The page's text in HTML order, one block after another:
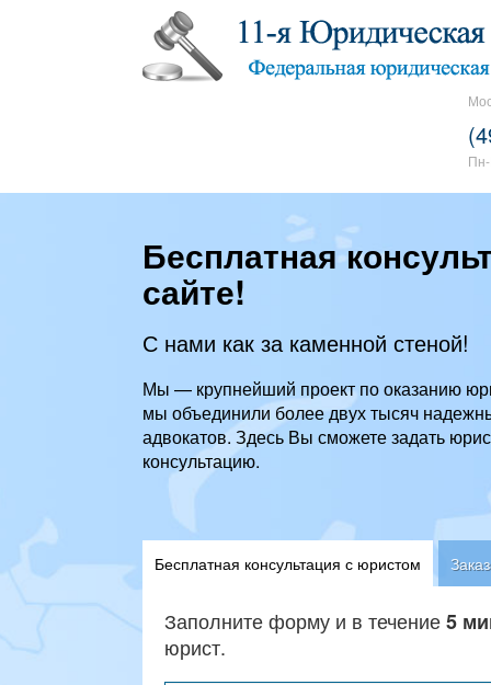
Бесплатная
сайте!
С нами как за каменной стеной!
Мы — крупнейший проект по оказанию
мы объединили более двух тысяч
адвокатов. Здесь Вы сможете задать
консультацию.
Бесплатная консультация с юристом
Заполните форму и в течение5
юрист.